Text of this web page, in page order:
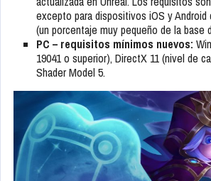
excepto para dispositivos iOS y Android
(un porcentaje muy pequeño de la base
PC – requisitos mínimos nuevos:
19041 o superior), DirectX 11 (nivel de
Shader Model 5.